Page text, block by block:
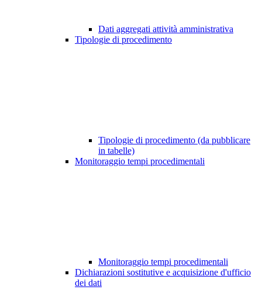
Dati aggregati attività amministrativa
Tipologie di procedimento
Tipologie di procedimento (da pubblicare
in tabelle)
Monitoraggio tempi procedimentali
Monitoraggio tempi procedimentali
Dichiarazioni sostitutive e acquisizione d'ufficio
dei dati